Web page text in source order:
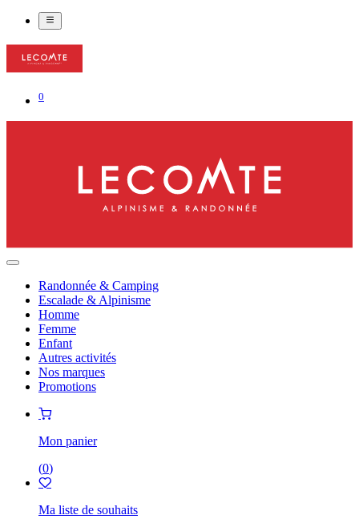
0
Randonnée & Camping
Escalade & Alpinisme
Homme
Femme
Enfant
Autres activités
Nos marques
Promotions
Mon panier
(0)
Ma liste de souhaits